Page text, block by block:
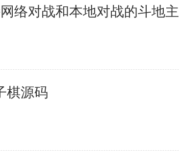
络对战和本地对战的斗地主
棋源码